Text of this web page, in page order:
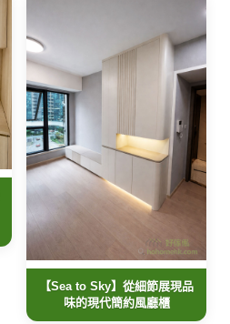
【Sea to Sky】從細節展現品
味的現代簡約風廳櫃